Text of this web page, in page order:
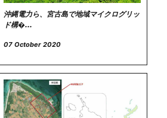
沖縄電力ら、宮古島で地域マイクログリッ
ド構�...
07 October 2020